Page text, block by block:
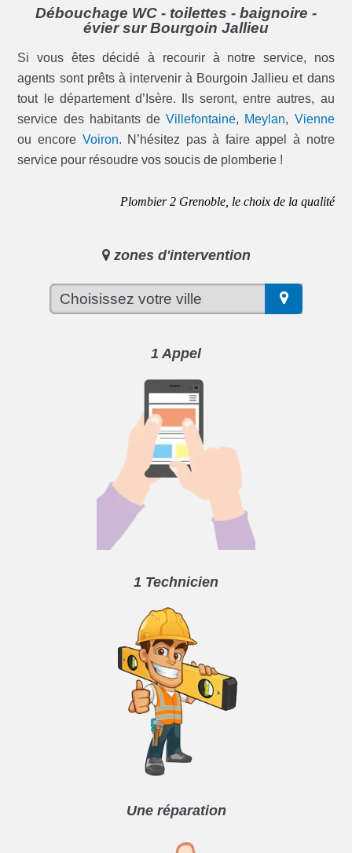
Débouchage WC - toilettes - baignoire -
évier sur Bourgoin Jallieu
Si vous êtes décidé à recourir à notre service, nos
agents sont prêts à intervenir à Bourgoin Jallieu et dans
tout le département d’Isère. Ils seront, entre autres, au
service des habitants deVillefontaine, Meylan, Vienne
ou encore Voiron. N’hésitez pas à faire appel à notre
service pour résoudre vos soucis de plomberie !
Plombier 2 Grenoble, le choix de la qualité
zones d'intervention
1 Appel
1 Technicien
Une réparation